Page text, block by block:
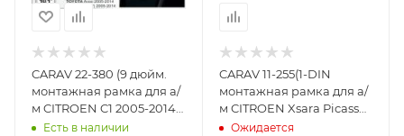
CARAV 22-380 (9 дюйм.
монтажная рамка для а/
м CITROEN C1 2005-2014 /
TOYOTA Aygo 2005-2014 /
Есть в наличии
CARAV 11-255(1-DIN
монтажная рамка для а/
м CITROEN Xsara Picasso
1999-10
Ожидается